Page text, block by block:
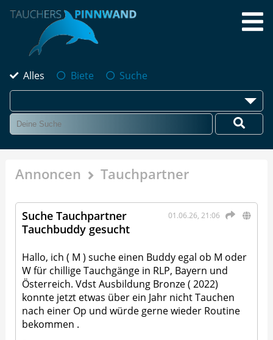
Alles Biete Suche
Annoncen Tauchpartner
01.06.26, 21:06
Suche Tauchpartner
Tauchbuddy gesucht
Hallo, ich ( M ) suche einen Buddy egal ob M oder
W für chillige Tauchgänge in RLP, Bayern und
Österreich. Vdst Ausbildung Bronze ( 2022)
konnte jetzt etwas über ein Jahr nicht Tauchen
nach einer Op und würde gerne wieder Routine
bekommen .